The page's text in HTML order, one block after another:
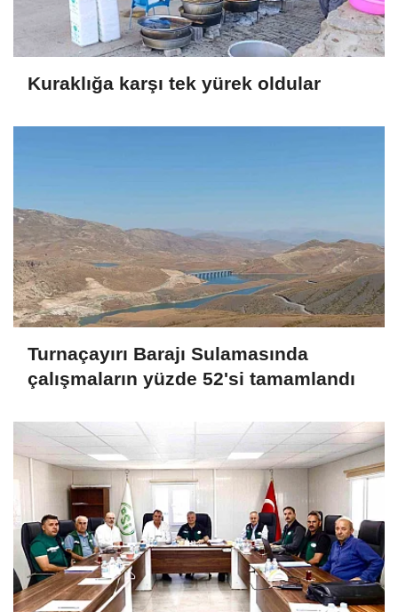
Kuraklığa karşı tek yürek oldular
Turnaçayırı Barajı Sulamasında
çalışmaların yüzde 52'si tamamlandı